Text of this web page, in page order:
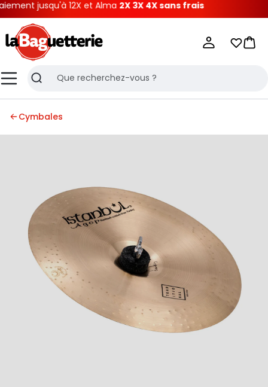
jusqu'à 12X et Alma2X 3X 4X sans frais
MenuRecherche
Mes
Cymbales